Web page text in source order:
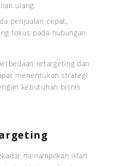
ulang.
penjualan cepat,
fokus pada hubungan
retargeting dan
menentukan strategi
kebutuhan bisnis
menampilkan iklan